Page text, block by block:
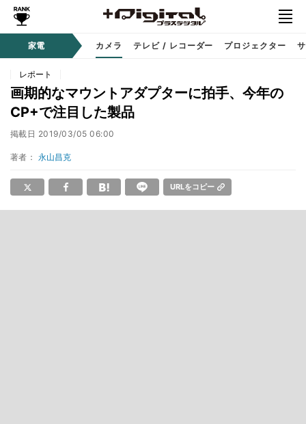
家電 カメラ テレビ / レコーダー プロジェクター
レポート
画期的なマウントアダプターに拍手、今年の
CP+で注目した製品
掲載日 2019/03/05 06:00
著者： 永山昌克
URLをコピー